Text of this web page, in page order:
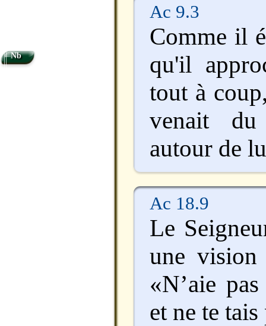
Ac 9.3
Comme il
qu'il
tout à
venait
autour de
Ac 18.9
Le
une
«N’aie
et ne te tais
Nb